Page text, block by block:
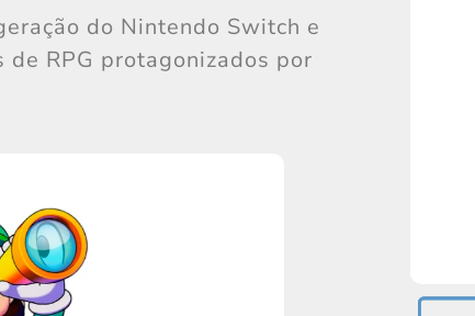
do Nintendo Switch e
RPG protagonizados por